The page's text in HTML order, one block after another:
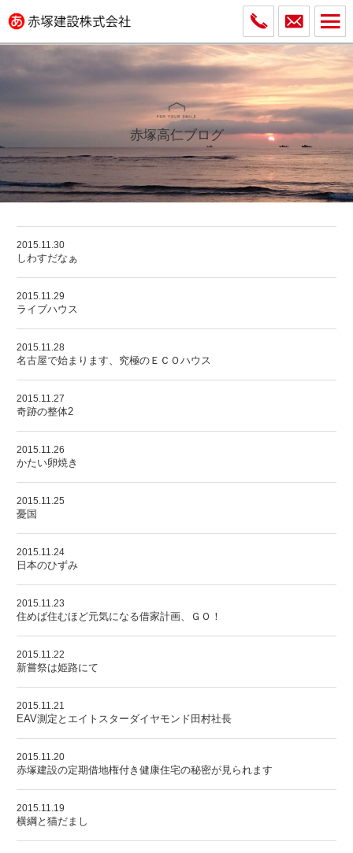
赤塚高仁ブログ
2015.11.30
しわすだなぁ
2015.11.29
ライブハウス
2015.11.28
名古屋で始まります、究極のＥＣＯハウス
2015.11.27
奇跡の整体2
2015.11.26
かたい卵焼き
2015.11.25
憂国
2015.11.24
日本のひずみ
2015.11.23
住めば住むほど元気になる借家計画、ＧＯ！
2015.11.22
新嘗祭は姫路にて
2015.11.21
EAV測定とエイトスターダイヤモンド田村社長
2015.11.20
赤塚建設の定期借地権付き健康住宅の秘密が見られます
2015.11.19
横綱と猫だまし